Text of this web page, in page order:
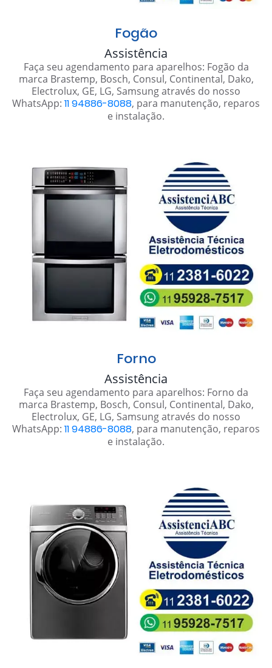
Fogão
Assistência
Faça seu agendamento para aparelhos: Fogão da
marca Brastemp, Bosch, Consul, Continental, Dako,
Electrolux, GE, LG, Samsung através do nosso
WhatsApp: 11 94886-8088, para manutenção, reparos
e instalação.
Forno
Assistência
Faça seu agendamento para aparelhos: Forno da
marca Brastemp, Bosch, Consul, Continental, Dako,
Electrolux, GE, LG, Samsung através do nosso
WhatsApp: 11 94886-8088, para manutenção, reparos
e instalação.